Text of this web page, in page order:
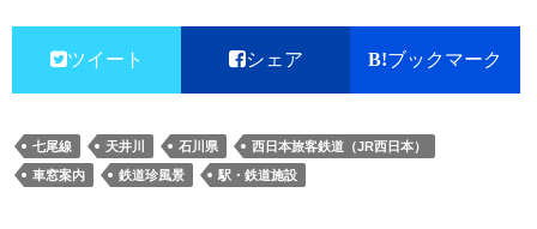
ツイート シェア ブックマーク
七尾線 天井川 石川県
西日本旅客鉄道（JR西日本）
車窓案内
鉄道珍風景 駅・鉄道施設